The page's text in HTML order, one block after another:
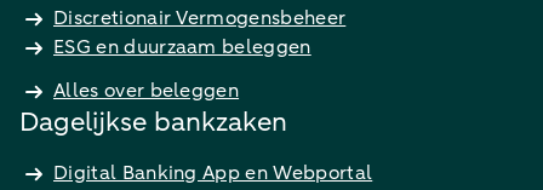
Discretionair Vermogensbeheer
ESG en duurzaam beleggen
Alles over beleggen
Dagelijkse bankzaken
Digital Banking App en Webportal